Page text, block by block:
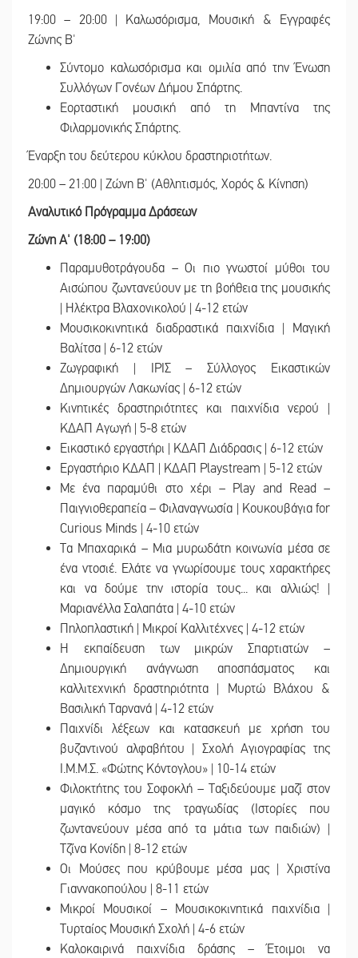
19:00 – 20:00 | Καλωσόρισμα, Μουσική & Εγγραφές
Ζώνης Β'
Σύντομο καλωσόρισμα και ομιλία από την Ένωση
Συλλόγων Γονέων Δήμου Σπάρτης.
Εορταστική μουσική από τη Μπαντίνα της
Φιλαρμονικής Σπάρτης.
Έναρξη του δεύτερου κύκλου δραστηριοτήτων.
20:00 – 21:00 | Ζώνη Β' (Αθλητισμός, Χορός & Κίνηση)
Αναλυτικό Πρόγραμμα Δράσεων
Ζώνη Α' (18:00 – 19:00)
Παραμυθοτράγουδα – Οι πιο γνωστοί μύθοι του
Αισώπου ζωντανεύουν με τη βοήθεια της μουσικής
| Ηλέκτρα Βλαχονικολού | 4-12 ετών
Μουσικοκινητικά διαδραστικά παιχνίδια | Μαγική
Βαλίτσα | 6-12 ετών
Ζωγραφική | ΙΡΙΣ – Σύλλογος Εικαστικών
Δημιουργών Λακωνίας | 6-12 ετών
Κινητικές δραστηριότητες και παιχνίδια νερού |
ΚΔΑΠ Αγωγή | 5-8 ετών
Εικαστικό εργαστήρι | ΚΔΑΠ Διάδρασις | 6-12 ετών
Εργαστήριο ΚΔΑΠ | ΚΔΑΠ Playstream | 5-12 ετών
Με ένα παραμύθι στο χέρι – Play and Read –
Παιγνιοθεραπεία – Φιλαναγνωσία | Κουκουβάγια for
Curious Minds | 4-10 ετών
Τα Μπαχαρικά – Μια μυρωδάτη κοινωνία μέσα σε
ένα ντοσιέ. Ελάτε να γνωρίσουμε τους χαρακτήρες
και να δούμε την ιστορία τους... και αλλιώς! |
Μαριανέλλα Σαλαπάτα | 4-10 ετών
Πηλοπλαστική | Μικροί Καλλιτέχνες | 4-12 ετών
Η εκπαίδευση των μικρών Σπαρτιατών –
Δημιουργική ανάγνωση αποσπάσματος και
καλλιτεχνική δραστηριότητα | Μυρτώ Βλάχου &
Βασιλική Ταρνανά | 4-12 ετών
Παιχνίδι λέξεων και κατασκευή με χρήση του
βυζαντινού αλφαβήτου | Σχολή Αγιογραφίας της
Ι.Μ.Μ.Σ. «Φώτης Κόντογλου» | 10-14 ετών
Φιλοκτήτης του Σοφοκλή – Ταξιδεύουμε μαζί στον
μαγικό κόσμο της τραγωδίας (Ιστορίες που
ζωντανεύουν μέσα από τα μάτια των παιδιών) |
Τζίνα Κονίδη | 8-12 ετών
Οι Μούσες που κρύβουμε μέσα μας | Χριστίνα
Γιαννακοπούλου | 8-11 ετών
Μικροί Μουσικοί – Μουσικοκινητικά παιχνίδια |
Τυρταίος Μουσική Σχολή | 4-6 ετών
Καλοκαιρινά παιχνίδια δράσης – Έτοιμοι να